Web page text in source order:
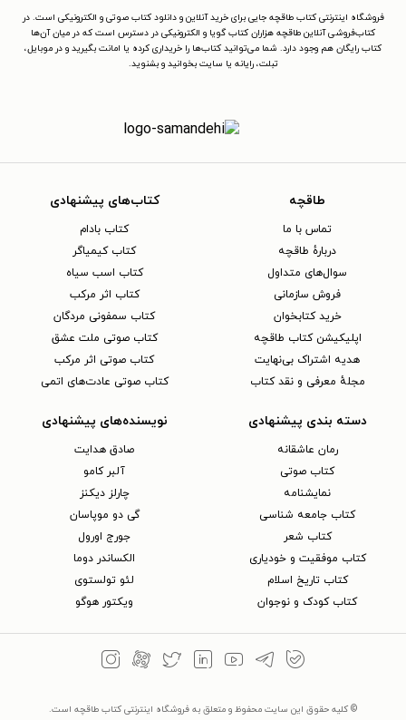
فروشگاه اینترنتی کتاب طاقچه جایی برای خرید آنلاین و دانلود کتاب صوتی و الکترونیکی است. در
کتاب‌فروشی آنلاین طاقچه هزاران کتاب گویا و الکترونیکی در دسترس است که در میان آن‌ها
کتاب رایگان هم وجود دارد. شما می‌توانید کتاب‌ها را خریداری کرده یا امانت بگیرید و در موبایل،
تبلت، رایانه یا سایت بخوانید و بشنوید.
طاقچه
تماس با ما
دربارهٔ طاقچه
سوال‌های متداول
فروش سازمانی
خرید کتابخوان
اپلیکیشن کتاب طاقچه
هدیه اشتراک بی‌نهایت
مجلهٔ معرفی و نقد کتاب
کتاب‌های پیشنهادی
کتاب بادام
کتاب کیمیاگر
کتاب اسب سیاه
کتاب اثر مرکب
کتاب سمفونی مردگان
کتاب صوتی ملت عشق
کتاب صوتی اثر مرکب
کتاب صوتی عادت‌های اتمی
دسته بندی پیشنهادی
رمان عاشقانه
کتاب‌ صوتی
نمایشنامه
کتاب جامعه شناسی
کتاب شعر
کتاب موفقیت و خودیاری
کتاب تاریخ اسلام
کتاب کودک و نوجوان
نویسنده‌های پیشنهادی
صادق هدایت
آلبر کامو
چارلز دیکنز
گی دو موپاسان
جورج اورول
الکساندر دوما
لئو تولستوی
ویکتور هوگو
© کلیه حقوق این سایت محفوظ و متعلق به فروشگاه اینترنتی کتاب طاقچه است.